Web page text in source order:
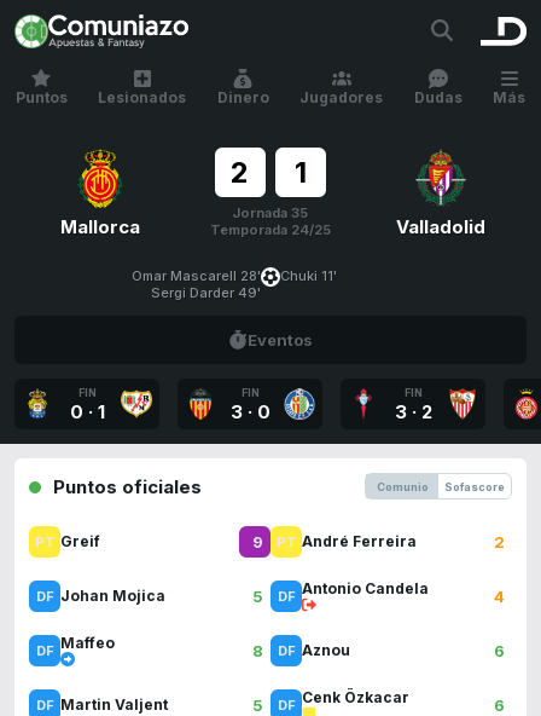
Puntos Lesionados Dinero Jugadores Dudas Más
Mallorca
2 1
Jornada 35
Temporada 24/25
Valladolid
Omar Mascarell 28'
Sergi Darder 49'
Chuki 11'
Eventos
FIN
0 · 1
FIN
3 · 0
FIN
3 · 2
Puntos oficiales Comunio Sofascore
Greif 9
Johan Mojica 5
Maffeo 8
Martin Valjent 5
André Ferreira 2
Antonio Candela 4
Aznou 6
Cenk Özkacar 6